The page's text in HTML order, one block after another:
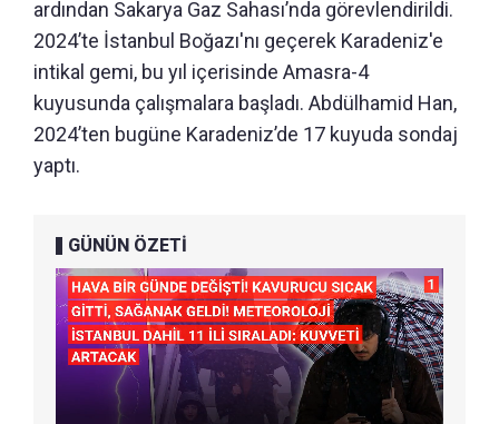
ardından Sakarya Gaz Sahası’nda görevlendirildi.
2024’te İstanbul Boğazı'nı geçerek Karadeniz'e
intikal gemi, bu yıl içerisinde Amasra-4
kuyusunda çalışmalara başladı. Abdülhamid Han,
2024’ten bugüne Karadeniz’de 17 kuyuda sondaj
yaptı.
GÜNÜN ÖZETİ